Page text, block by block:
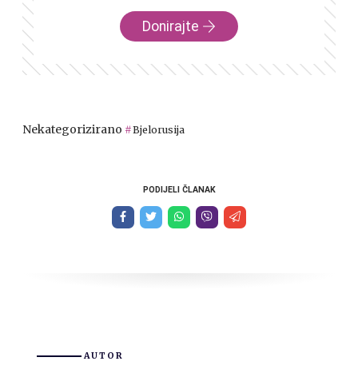
Donirajte
Nekategorizirano Bjelorusija
PODIJELI ČLANAK
AUTOR